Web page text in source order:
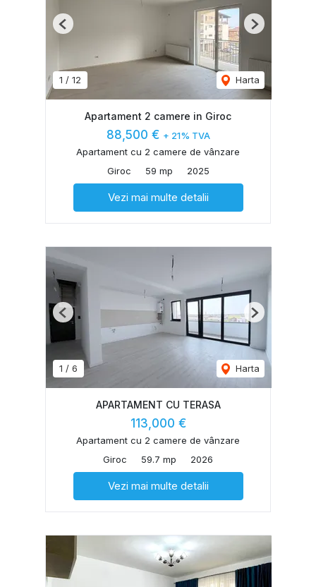
1 / 12 Harta
Previous Next
Apartament 2 camere in Giroc
88,500 € + 21% TVA
Apartament cu 2 camere de vânzare
Giroc
59 mp 2025
Vezi mai multe detalii
1 / 6 Harta
Previous Next
APARTAMENT CU TERASA
113,000 €
Apartament cu 2 camere de vânzare
Giroc
59.7 mp 2026
Vezi mai multe detalii